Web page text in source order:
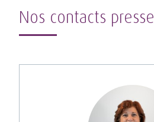
Nos contacts presse